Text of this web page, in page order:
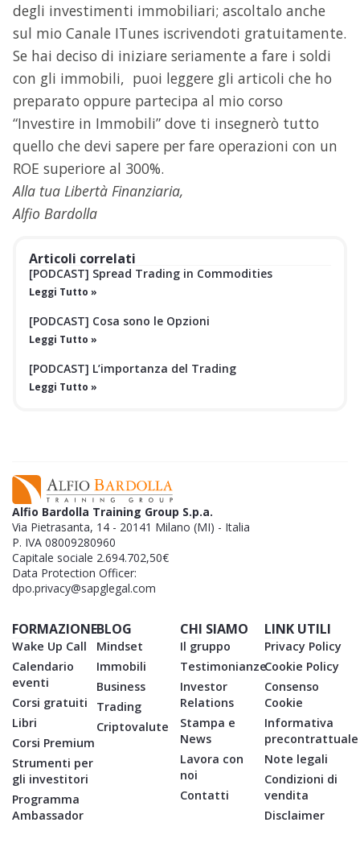
degli investimenti immobiliari; ascoltalo anche
sul mio Canale ITunes iscrivendoti gratuitamente.
Se hai deciso di iniziare seriamente a fare i soldi
con gli immobili, puoi leggere gli articoli che ho
preparato oppure partecipa al mio corso
“Investire in Immobili” dove ti insegnerò tutto
quello che devi sapere per fare operazioni con un
ROE superiore al 300%.
Alla tua Libertà Finanziaria,
Alfio Bardolla
Articoli correlati
[PODCAST] Spread Trading in Commodities
Leggi Tutto »
[PODCAST] Cosa sono le Opzioni
Leggi Tutto »
[PODCAST] L’importanza del Trading
Leggi Tutto »
Alfio Bardolla Training Group S.p.a.
Via Pietrasanta, 14 - 20141 Milano (MI) - Italia
P. IVA 08009280960
Capitale sociale 2.694.702,50€
Data Protection Officer:
dpo.privacy@sapglegal.com
FORMAZIONE
Wake Up Call
Calendario
eventi
Corsi gratuiti
Libri
Corsi Premium
Strumenti per
gli investitori
Programma
Ambassador
BLOG
Mindset
Immobili
Business
Trading
Criptovalute
CHI SIAMO
Il gruppo
Testimonianze
Investor
Relations
Stampa e
News
Lavora con
noi
Contatti
LINK UTILI
Privacy Policy
Cookie Policy
Consenso
Cookie
Informativa
precontrattuale
Note legali
Condizioni di
vendita
Disclaimer